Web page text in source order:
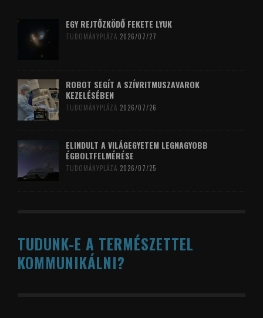
EGY REJTŐZKÖDŐ FEKETE LYUK
TUDOMÁNYPLÁZA 2026/07/27
ROBOT SEGÍT A SZÍVRITMUSZAVAROK
KEZELÉSÉBEN
TUDOMÁNYPLÁZA 2026/07/26
ELINDULT A VILÁGEGYETEM LEGNAGYOBB
ÉGBOLTFELMÉRÉSE
TUDOMÁNYPLÁZA 2026/07/25
TUDUNK-E A TERMÉSZETTEL
KOMMUNIKÁLNI?